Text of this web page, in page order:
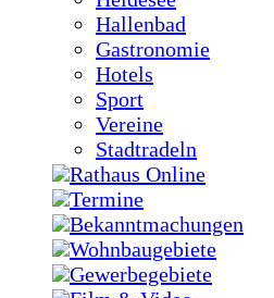
Hallenbad
Gastronomie
Hotels
Sport
Vereine
Stadtradeln
Rathaus Online
Termine
Bekanntmachungen
Wohnbaugebiete
Gewerbegebiete